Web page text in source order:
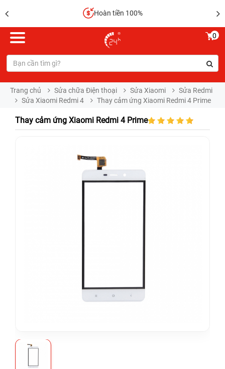
Hoàn tiền 100%
0
Trang chủ Sửa chữa Điện thoại Sửa Xiaomi
Sửa Redmi
Sửa Xiaomi Redmi 4
Thay cảm ứng Xiaomi Redmi 4 Prime
Thay cảm ứng Xiaomi Redmi 4 Prime